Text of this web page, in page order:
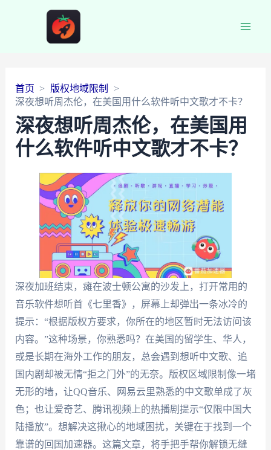
首页
版权地域限制
深夜想听周杰伦，在美国用什么软件听中文歌才不卡？
深夜想听周杰伦，在美国用
什么软件听中文歌才不卡？
深夜加班结束，瘫在波士顿公寓的沙发上，打开常用的
音乐软件想听首《七里香》，屏幕上却弹出一条冰冷的
提示：“根据版权方要求，你所在的地区暂时无法访问该
内容。”这种场景，你熟悉吗？在美国的留学生、华人，
或是长期在海外工作的朋友，总会遇到想听中文歌、追
国内剧却被无情“拒之门外”的无奈。版权区域限制像一堵
无形的墙，让QQ音乐、网易云里熟悉的中文歌单成了灰
色；也让爱奇艺、腾讯视频上的热播剧提示“仅限中国大
陆播放”。想解决这揪心的地域困扰，关键在于找到一个
靠谱的回国加速器。这篇文章，将手把手帮你解锁无缝